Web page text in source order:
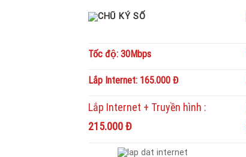
Tốc độ: 30Mbps
Lắp Internet: 165.000 Đ
Lắp Internet + Truyền hình :
215.000 Đ